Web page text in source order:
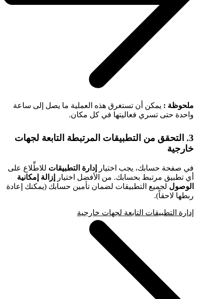
ملحوظة : يمكن أن تستغرق هذه العملية ما يصل إلى ساعة
واحدة حتى تسري فعاليتها في كل مكان.
3. التحقق من التطبيقات المرتبطة التابعة لجهات
خارجية
في صفحة حسابك، يجب اختيار إدارة التطبيقات للاطِّلاع على
أي تطبيق مرتبط بحسابك. من الأفضل اختيار
إزالة إمكانية
الوصول لجميع التطبيقات لضمان تأمين حسابك (يمكنك إعادة
ربطها لاحقاً).
إدارة التطبيقات التابعة لجهات خارجية